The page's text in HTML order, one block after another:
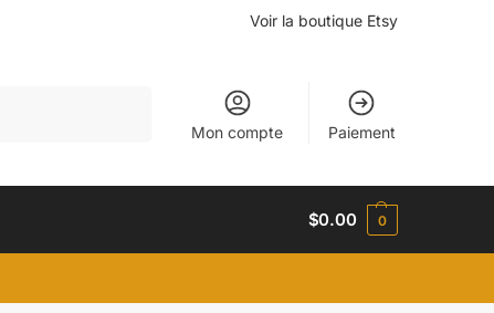
Voir la boutique Etsy
Mon compte Paiement
$0.00 0